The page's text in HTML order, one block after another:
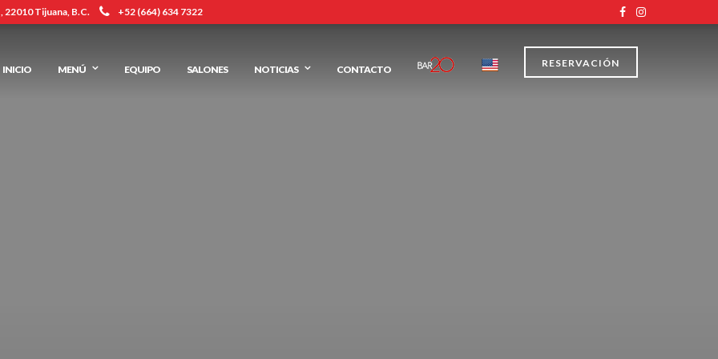
22010 Tijuana, B.C. +52 (664) 634 7322
RESERVACIÓN
INICIO MENÚ EQUIPO SALONES NOTICIAS CONTACTO